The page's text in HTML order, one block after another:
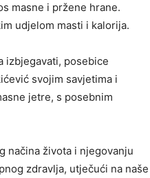
masne i pržene hrane.
udjelom masti i kalorija.
izbjegavati, posebice
svojim savjetima i
jetre, s posebnim
načina života i njegovanju
zdravlja, utječući na naše